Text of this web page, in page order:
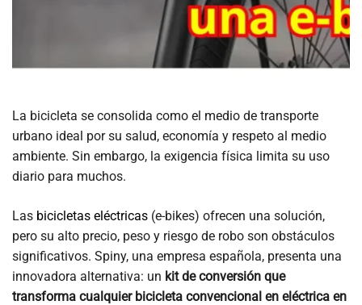
La bicicleta se consolida como el medio de transporte
urbano ideal por su salud, economía y respeto al medio
ambiente. Sin embargo, la exigencia física limita su uso
diario para muchos.
Las bicicletas eléctricas (e-bikes) ofrecen una solución,
pero su alto precio, peso y riesgo de robo son obstáculos
significativos. Spiny, una empresa española, presenta una
innovadora alternativa: un kit de conversión que
transforma cualquier bicicleta convencional en eléctrica en